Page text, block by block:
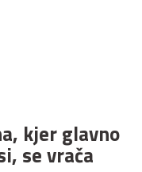
kjer glavno
se vrača